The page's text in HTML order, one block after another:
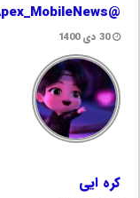
@Apex_MobileNews
30 دی 1400
کره ایی